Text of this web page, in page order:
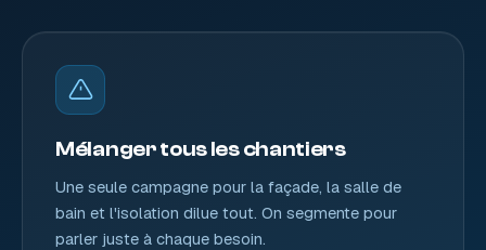
Mélanger tous les chantiers
Une seule campagne pour la façade, la salle de
bain et l'isolation dilue tout. On segmente pour
parler juste à chaque besoin.